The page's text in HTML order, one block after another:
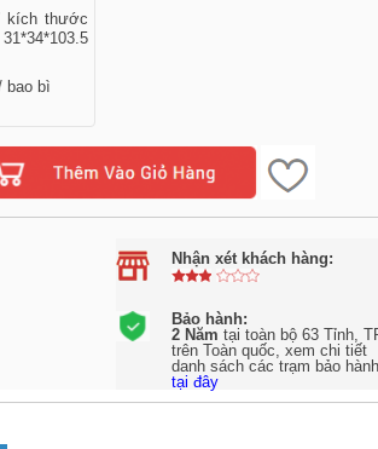
kích thước
31*34*103.5
bao bì
Nhận xét khách hàng:
Bảo hành:
2 Năm tại toàn bộ 63 Tỉnh,
trên Toàn quốc, xem chi tiết
danh sách các trạm bảo hành
tại đây